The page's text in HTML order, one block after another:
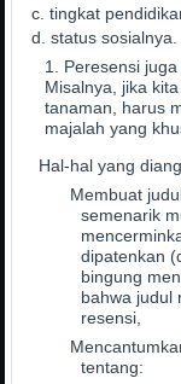
tingkat
status sosialnya.
Peresensi
Misalnya, jika
tanaman, harus
majalah yang
Hal-hal yang
Membuat
semenarik
dipatenkan
bingung
bahwa judul
resensi,
tentang: